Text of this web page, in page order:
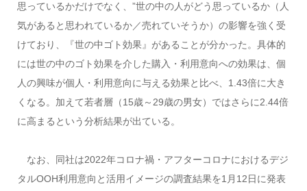
思っているかだけでなく、”世の中の人がどう思っているか（人
気があると思われているか／売れていそうか）の影響を強く受
けており、『世の中ゴト効果』があることが分かった。具体的
には世の中のゴト効果を介した購入・利用意向への効果は、個
人の興味が個人・利用意向に与える効果と比べ、1.43倍に大き
くなる。加えて若者層（15歳～29歳の男女）ではさらに2.44倍
に高まるという分析結果が出ている。
なお、同社は2022年コロナ禍・アフターコロナにおけるデジ
タルOOH利用意向と活用イメージの調査結果を1月12日に発表